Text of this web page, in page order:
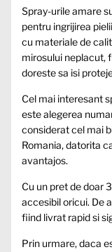
Spray-urile amare
pentru ingrijirea
cu materiale de
mirosului neplacut,
doreste sa isi
Cel mai interesant
este alegerea
considerat cel mai
Romania, datorita
avantajos.
Cu un pret de doar
accesibil oricui. De
fiind livrat rapid si
Prin urmare, daca